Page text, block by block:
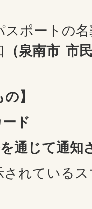
ポートの
（泉南市 市
】
ド
通じて通知
されている